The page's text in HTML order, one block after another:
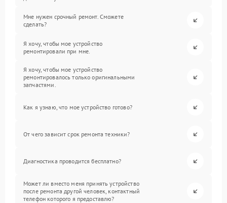
Мне нужен срочный ремонт. Сможете
сделать?
Я хочу, чтобы мое устройство
ремонтировали при мне.
Я хочу, чтобы мое устройство
ремонтировалось только оригинальными
запчастями.
Как я узнаю, что мое устройство готово?
От чего зависит срок ремонта техники?
Диагностика проводится бесплатно?
Может ли вместо меня принять устройство
после ремонта другой человек, контактный
телефон которого я предоставлю?